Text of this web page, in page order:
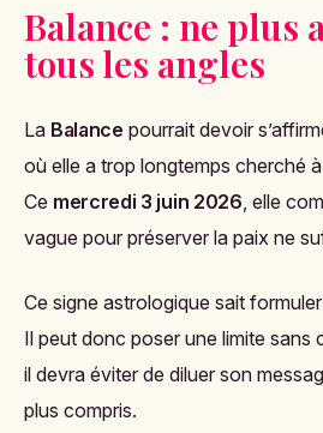
Balance : ne plus
tous les angles
La Balance pourrait devoir
où elle a trop longtemps cherché
Ce mercredi 3 juin 2026 , elle
vague pour préserver la paix ne
Ce signe astrologique sait
Il peut donc poser une limite sans
il devra éviter de diluer son
plus compris.